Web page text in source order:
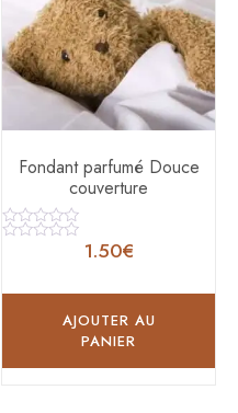
Fondant parfumé Douce
couverture
Note
5
1.50€
AJOUTER AU
PANIER